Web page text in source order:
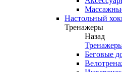
Настольный
Тренажеры
Назад
Беговые